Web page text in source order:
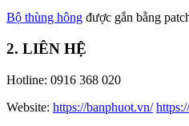
Bộ thùng hông được gắn bằng
2. LIÊN HỆ
Hotline: 0916 368 020
Website: https://banphuot.vn/